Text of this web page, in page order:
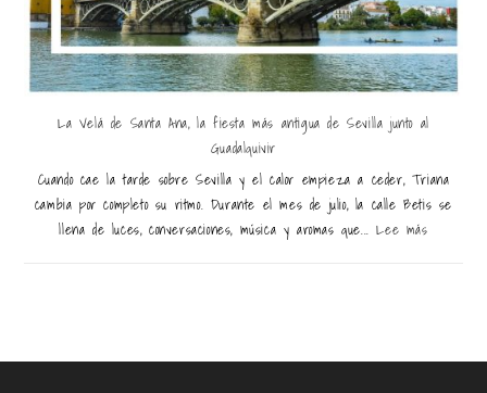
La Velá de Santa Ana, la fiesta más antigua de Sevilla junto al
Guadalquivir
Cuando cae la tarde sobre Sevilla y el calor empieza a ceder, Triana
cambia por completo su ritmo. Durante el mes de julio, la calle Betis se
llena de luces, conversaciones, música y aromas que...Lee más